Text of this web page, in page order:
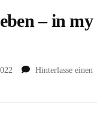
– in my
Hinterlasse einen